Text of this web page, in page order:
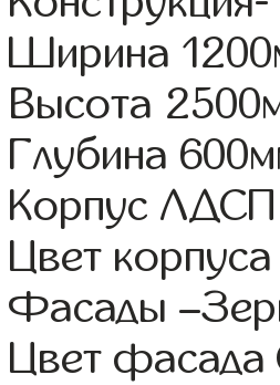
Ширина
Высота
Глубина
Корпус ЛДСП
Цвет
Фасады
Цвет фасада